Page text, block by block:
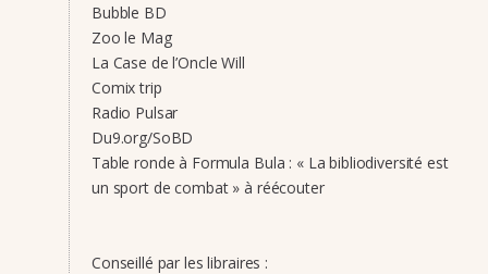
Bubble BD
Zoo le Mag
La Case de l’Oncle Will
Comix trip
Radio Pulsar
Du9.org/SoBD
Table ronde à Formula Bula : « La bibliodiversité est
un sport de combat » à réécouter
Conseillé par les libraires :